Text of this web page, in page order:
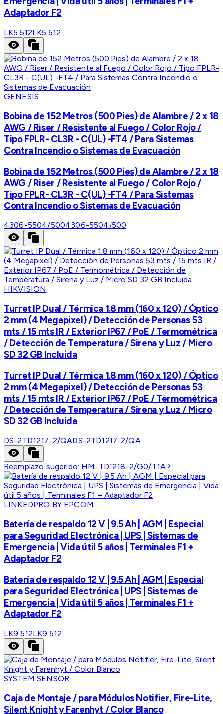
Adaptador F2
LK5.512LK5.512
GENESIS
Bobina de 152 Metros (500 Pies) de Alambre / 2 x 18
AWG / Riser / Resistente al Fuego / Color Rojo /
Tipo FPLR- CL3R - C(UL) -FT4 / Para Sistemas
Contra Incendio o Sistemas de Evacuación
Bobina de 152 Metros (500 Pies) de Alambre / 2 x 18
AWG / Riser / Resistente al Fuego / Color Rojo /
Tipo FPLR- CL3R - C(UL) -FT4 / Para Sistemas
Contra Incendio o Sistemas de Evacuación
4306-5504/5004306-5504/500
HIKVISION
Turret IP Dual / Térmica 1.8 mm (160 x 120) / Óptico
2 mm (4 Megapixel) / Detección de Personas 53
mts / 15 mts IR / Exterior IP67 / PoE / Termométrica
/ Detección de Temperatura / Sirena y Luz / Micro
SD 32 GB Incluida
Turret IP Dual / Térmica 1.8 mm (160 x 120) / Óptico
2 mm (4 Megapixel) / Detección de Personas 53
mts / 15 mts IR / Exterior IP67 / PoE / Termométrica
/ Detección de Temperatura / Sirena y Luz / Micro
SD 32 GB Incluida
DS-2TD1217-2/QADS-2TD1217-2/QA
Reemplazo sugerido: HM-TD1218-2/G0/T1A
LINKEDPRO BY EPCOM
Batería de respaldo 12 V | 9.5 Ah | AGM | Especial
para Seguridad Electrónica | UPS | Sistemas de
Emergencia | Vida útil 5 años | Terminales F1 +
Adaptador F2
Batería de respaldo 12 V | 9.5 Ah | AGM | Especial
para Seguridad Electrónica | UPS | Sistemas de
Emergencia | Vida útil 5 años | Terminales F1 +
Adaptador F2
LK9.512LK9.512
SYSTEM SENSOR
Caja de Montaje / para Módulos Notifier, Fire-Lite,
Silent Knight y Farenhyt / Color Blanco